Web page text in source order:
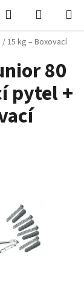
Hledat
KOŠÍK
15 kg – Boxovací
80
pytel +